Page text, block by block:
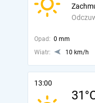
Opad: 0 mm
Wiatr:
10 km/h
13:00